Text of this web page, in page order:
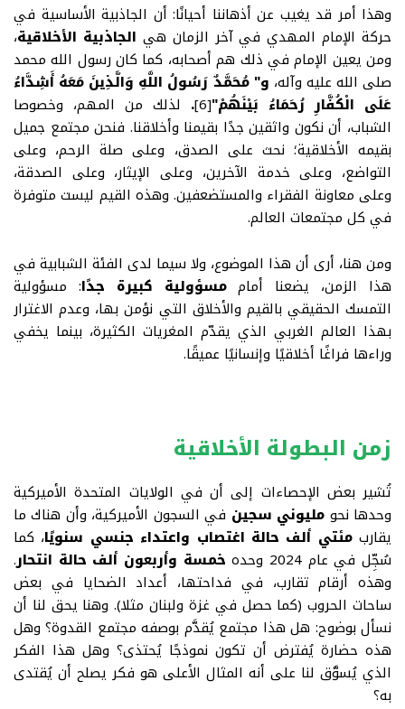
وهذا أمر قد يغيب عن أذهاننا أحيانًا: أن الجاذبية الأساسية في
حركة الإمام المهدي في آخر الزمان هي الجاذبية الأخلاقية،
ومن يعين الإمام في ذلك هم أصحابه، كما كان رسول الله محمد
صلى الله عليه وآله، و" مُحَمَّدٌ رَسُولُ اللَّهِ وَالَّذِينَ مَعَهُ أَشِدَّاءُ
عَلَى الْكُفَّارِ رُحَمَاءُ بَيْنَهُمْ"[6]
. لذلك من المهم، وخصوصا
الشباب، أن نكون واثقين جدًا بقيمنا وأخلاقنا. فنحن مجتمع جميل
بقيمه الأخلاقية؛ نحث على الصدق، وعلى صلة الرحم، وعلى
التواضع، وعلى خدمة الآخرين، وعلى الإيثار، وعلى الصدقة،
وعلى معاونة الفقراء والمستضعفين. وهذه القيم ليست متوفرة
في كل مجتمعات العالم.
ومن هنا، أرى أن هذا الموضوع، ولا سيما لدى الفئة الشبابية في
هذا الزمن، يضعنا أماممسؤولية كبيرة جدًا: مسؤولية
التمسك الحقيقي بالقيم والأخلاق التي نؤمن بها، وعدم الاغترار
بهذا العالم الغربي الذي يقدّم المغريات الكثيرة، بينما يخفي
وراءها فراغًا أخلاقيًا وإنسانيًا عميقًا.
زمن البطولة الأخلاقية
تُشير بعض الإحصاءات إلى أن في الولايات المتحدة الأميركية
وحدها نحو مليوني سجين في السجون الأميركية، وأن هناك ما
يقاربمئتي ألف حالة اغتصاب واعتداء جنسي سنويًا، كما
سُجِّل في عام 2024 وحده
خمسة وأربعون ألف حالة انتحار.
وهذه أرقام تقارب، في فداحتها، أعداد الضحايا في بعض
ساحات الحروب (كما حصل في غزة ولبنان مثلا). وهنا يحق لنا أن
نسأل بوضوح: هل هذا مجتمع يُقدَّم بوصفه مجتمع القدوة؟ وهل
هذه حضارة يُفترض أن تكون نموذجًا يُحتذى؟ وهل هذا الفكر
الذي يُسوَّق لنا على أنه المثال الأعلى هو فكر يصلح أن يُقتدى
به؟